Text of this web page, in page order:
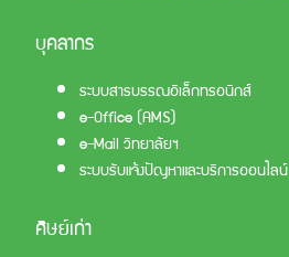
บุคลากร
ระบบสารบรรณอิเล็กทรอนิกส์
e-Office (AMS)
e-Mail วิทยาลัยฯ
ระบบรับแจ้งปัญหาและบริการออนไลน์
ศิษย์เก่า